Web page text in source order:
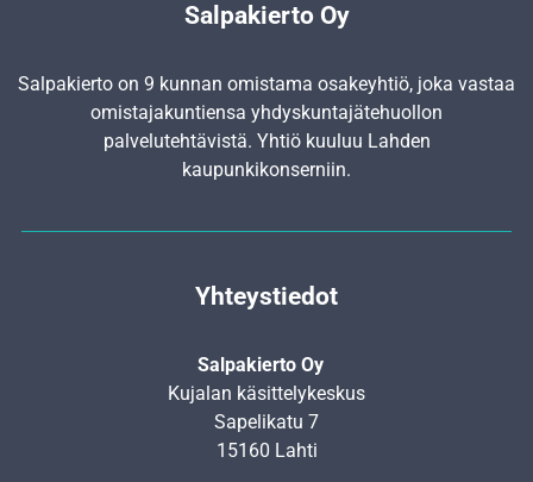
Salpakierto Oy
Salpakierto on 9 kunnan omistama osakeyhtiö, joka vastaa
omistajakuntiensa yhdyskunta­jätehuollon
palvelutehtävistä. Yhtiö kuuluu Lahden
kaupunkikonserniin.
Yhteystiedot
Salpakierto Oy
Kujalan käsittelykeskus
Sapelikatu 7
15160 Lahti